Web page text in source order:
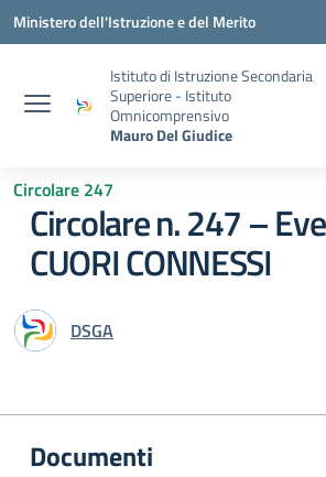
Vai ai contenuti
Vai al menu di navigazione
Vai al footer
Ministero dell'Istruzione e del Merito
Istituto di Istruzione Secondaria
Superiore - Istituto
Omnicomprensivo
Mauro Del Giudice
Circolare 247
Circolare n. 247 –
CUORI CONNESSI
DSGA
Documenti